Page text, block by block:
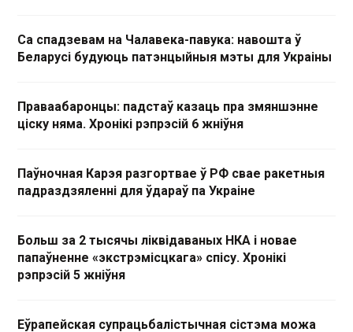
Са спадзевам на Чалавека-павука: навошта ў
Беларусі будуюць патэнцыйныя мэты для Украіны
Праваабаронцы: падстаў казаць пра змяншэнне
ціску няма. Хронікі рэпрэсій 6 жніўня
Паўночная Карэя разгортвае ў РФ свае ракетныя
падраздзяленні для ўдараў па Украіне
Больш за 2 тысячы ліквідаваных НКА і новае
папаўненне «экстрэмісцкага» спісу. Хронікі
рэпрэсій 5 жніўня
Еўрапейская супрацьбалістычная сістэма можа